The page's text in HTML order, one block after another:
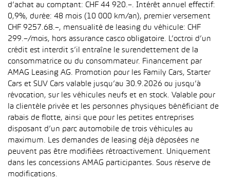
d’achat au comptant: CHF 44 920.–. Intérêt annuel effectif:
0,9%, durée: 48 mois (10 000 km/an), premier versement
CHF 9257.68.–, mensualité de leasing du véhicule: CHF
299.–/mois, hors assurance casco obligatoire. L’octroi d’un
crédit est interdit s’il entraîne le surendettement de la
consommatrice ou du consommateur. Financement par
AMAG Leasing AG. Promotion pour les Family Cars, Starter
Cars et SUV Cars valable jusqu’au 30.9.2026 ou jusqu’à
révocation, sur les véhicules neufs et en stock. Valable pour
la clientèle privée et les personnes physiques bénéficiant de
rabais de flotte, ainsi que pour les petites entreprises
disposant d’un parc automobile de trois véhicules au
maximum. Les demandes de leasing déjà déposées ne
peuvent pas être modifiées rétroactivement. Uniquement
dans les concessions AMAG participantes. Sous réserve de
modifications.